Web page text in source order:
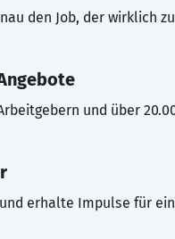
den Job, der wirklich
und über
erhalte Impulse für